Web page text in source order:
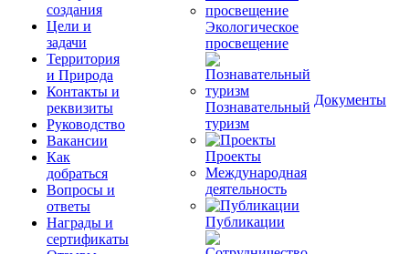
создания
Цели и
задачи
Территория
и Природа
Контакты и
реквизиты
Руководство
Вакансии
Как
добраться
Вопросы и
ответы
Награды и
сертификаты
Экологическое
просвещение
Познавательный
туризм
Проекты
Международная
деятельность
Публикации
Документы